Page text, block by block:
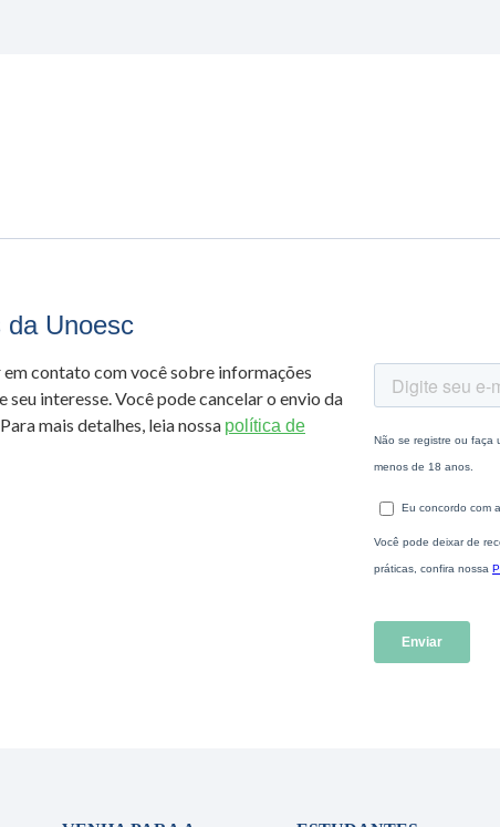
da Unoesc
contato com você sobre informações
interesse. Você pode cancelar o envio da
mais detalhes, leia nossa política de